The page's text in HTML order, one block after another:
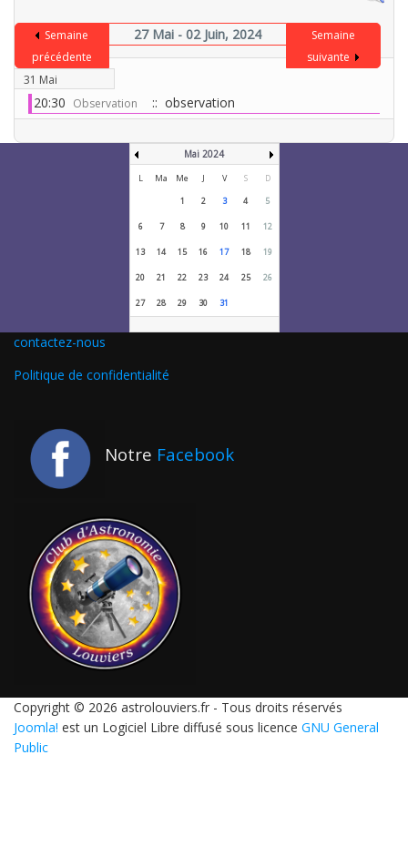
Semaine
précédente
27 Mai - 02 Juin, 2024
Semaine
suivante
31 Mai
20:30 Observation :: observation
Mai 2024
L Ma Me J V S
D
1
2 3 4 5
6 7 8 9 10 11 12
13 14 15 16 17 18 19
20 21 22 23 24 25 26
27 28 29 30 31
contactez-nous
Politique de confidentialité
Notre Facebook
Copyright © 2026 astrolouviers.fr - Tous droits réservés
Joomla! est un Logiciel Libre diffusé sous licence GNU General
Public